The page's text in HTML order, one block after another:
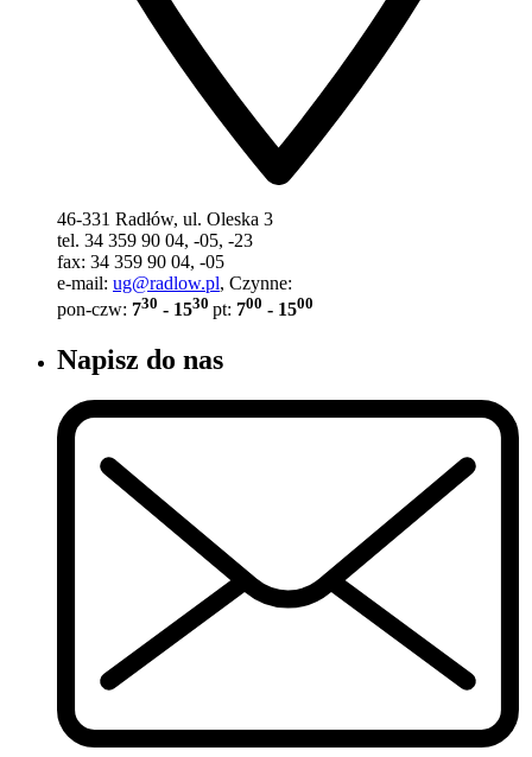
46-331 Radłów, ul. Oleska 3
tel. 34 359 90 04, -05, -23
fax: 34 359 90 04, -05
e-mail: ug@radlow.pl, Czynne:
pon-czw: 730 - 1530 pt: 700 - 1500
Napisz do nas